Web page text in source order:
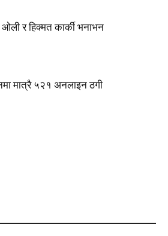
ओली र हिक्मत कार्की भनाभन
मात्रै ५२१ अनलाइन ठगी